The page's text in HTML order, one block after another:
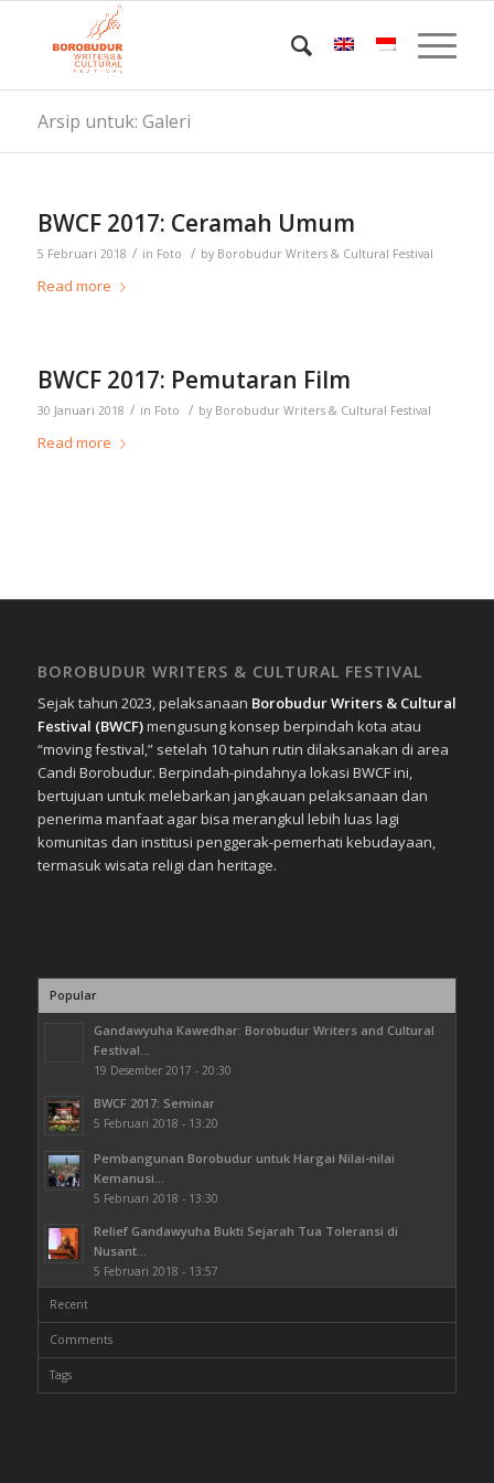
Arsip untuk: Galeri
BWCF 2017: Ceramah Umum
5 Februari 2018 / in Foto / by Borobudur Writers & Cultural Festival
Read more
BWCF 2017: Pemutaran Film
30 Januari 2018 / in Foto / by Borobudur Writers & Cultural Festival
Read more
BOROBUDUR WRITERS & CULTURAL FESTIVAL
Sejak tahun 2023, pelaksanaan Borobudur Writers & Cultural
Festival (BWCF)mengusung konsep berpindah kota atau
“moving festival,” setelah 10 tahun rutin dilaksanakan di area
Candi Borobudur. Berpindah-pindahnya lokasi BWCF ini,
bertujuan untuk melebarkan jangkauan pelaksanaan dan
penerima manfaat agar bisa merangkul lebih luas lagi
komunitas dan institusi penggerak-pemerhati kebudayaan,
termasuk wisata religi dan heritage.
Popular
Gandawyuha Kawedhar: Borobudur Writers and Cultural
Festival...
19 Desember 2017 - 20:30
BWCF 2017: Seminar
5 Februari 2018 - 13:20
Pembangunan Borobudur untuk Hargai Nilai-nilai
Kemanusi...
5 Februari 2018 - 13:30
Relief Gandawyuha Bukti Sejarah Tua Toleransi di
Nusant...
5 Februari 2018 - 13:57
Recent
Comments
Tags